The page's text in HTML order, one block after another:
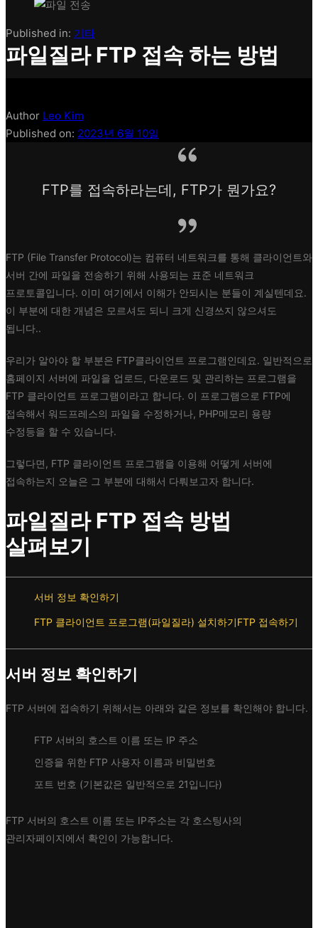
Published in: 기타
파일질라 FTP 접속 하는 방법
Author Leo Kim
Published on: 2023년 6월 10일
FTP를 접속하라는데, FTP가 뭔가요?
FTP (File Transfer Protocol)는 컴퓨터 네트워크를 통해 클라이언트와
서버 간에 파일을 전송하기 위해 사용되는 표준 네트워크
프로토콜입니다. 이미 여기에서 이해가 안되시는 분들이 계실텐데요.
이 부분에 대한 개념은 모르셔도 되니 크게 신경쓰지 않으셔도
됩니다..
우리가 알아야 할 부분은 FTP클라이언트 프로그램인데요. 일반적으로
홈페이지 서버에 파일을 업로드, 다운로드 및 관리하는 프로그램을
FTP 클라이언트 프로그램이라고 합니다. 이 프로그램으로 FTP에
접속해서 워드프레스의 파일을 수정하거나, PHP메모리 용량
수정등을 할 수 있습니다.
그렇다면, FTP 클라이언트 프로그램을 이용해 어떻게 서버에
접속하는지 오늘은 그 부분에 대해서 다뤄보고자 합니다.
파일질라 FTP 접속 방법
살펴보기
서버 정보 확인하기
FTP 클라이언트 프로그램(파일질라) 설치하기FTP 접속하기
서버 정보 확인하기
FTP 서버에 접속하기 위해서는 아래와 같은 정보를 확인해야 합니다.
FTP 서버의 호스트 이름 또는 IP 주소
인증을 위한 FTP 사용자 이름과 비밀번호
포트 번호 (기본값은 일반적으로 21입니다)
FTP 서버의 호스트 이름 또는 IP주소는 각 호스팅사의
관리자페이지에서 확인이 가능합니다.